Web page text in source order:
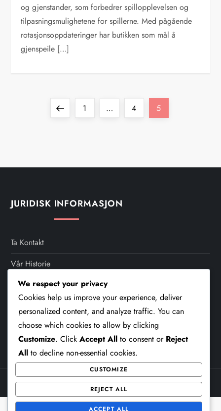
og gjenstander, som forbedrer spillopplevelsen og
tilpasningsmulighetene for spillerne. Med pågående
rotasjonsoppdateringer har butikken som mål å
gjenspeile […]
s
a
g
n
a
PreviousPage
1 … Page
4 Page
5
JURIDISK INFORMASJON
Ta Kontakt
Vår Historie
Personvernerklæring
Retningslinjer For Informasjonskapsler
Tjenestevilkår
Theme Cube Blog byKantipur Themes
We respect your privacy
Cookies help us improve your experience, deliver
personalized content, and analyze traffic. You can
choose which cookies to allow by clicking
Customize. Click Accept All to consent or Reject
All to decline non-essential cookies.
CUSTOMIZE
REJECT ALL
ACCEPT ALL